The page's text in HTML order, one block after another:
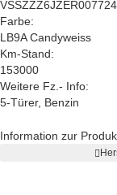
VSSZZZ6JZER007724
Farbe:
LB9A Candyweiss
Km-Stand:
153000
Weitere Fz.- Info:
5-Türer, Benzin
Information zur